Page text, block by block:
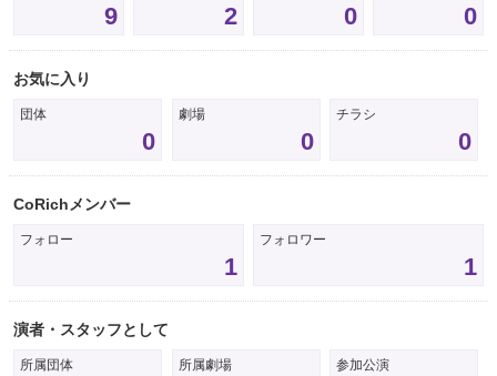
9 2 0 0
お気に入り
団体
0
劇場
0
チラシ
0
CoRichメンバー
フォロー
1
フォロワー
1
演者・スタッフとして
所属団体 所属劇場 参加公演